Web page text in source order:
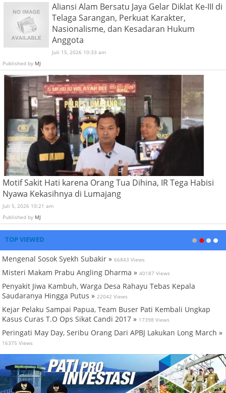
Aliansi Alam Bersatu Jaya Gelar Diklat Ke-III di
Telaga Sarangan, Perkuat Karakter,
Nasionalisme, dan Kesadaran Hukum
Anggota
Juli 15, 2026 10:33 am
Published by MJ
Motif Sakit Hati karena Orang Tua Dihina, IR Tega Habisi
Nyawa Kekasihnya di Lumajang
Juli 5, 2026 10:21 am
Published by MJ
TOP VIEWED
Mengenal Sosok Syekh Subakir » 66843 Views
Misteri Makam Prabu Angling Dharma » 40187 Views
Penyakit Jiwa Kambuh, Warga Desa Rahayu Tebas Kepala
Saudaranya Hingga Putus » 22042 Views
Kejar Pelaku Sampai Papua, Team Buser Pati Kembali Ungkap
Kasus Curas T.O Ops Sikat Candi 2017 » 17398 Views
Peringati May Day, Seribu Orang Dari APBJ Lakukan Long March »
16375 Views